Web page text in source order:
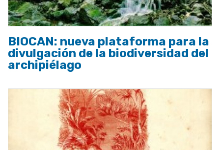
BIOCAN: nueva plataforma para la
divulgación de la biodiversidad del
archipiélago